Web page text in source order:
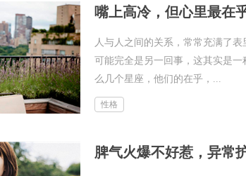
嘴上高冷，但心里最在
人与人之间的关系，常常充满了
可能完全是另一回事，这其实是
么几个星座，他们的在乎，...
性格
脾气火爆不好惹，异常